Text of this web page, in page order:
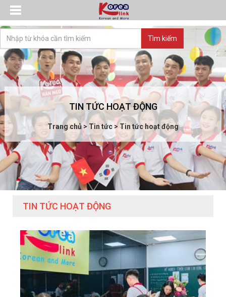
TIN TỨC HOẠT ĐỘNG
Trang chủ>Tin tức >Tin tức hoạt động
TIN TỨC HOẠT ĐỘNG